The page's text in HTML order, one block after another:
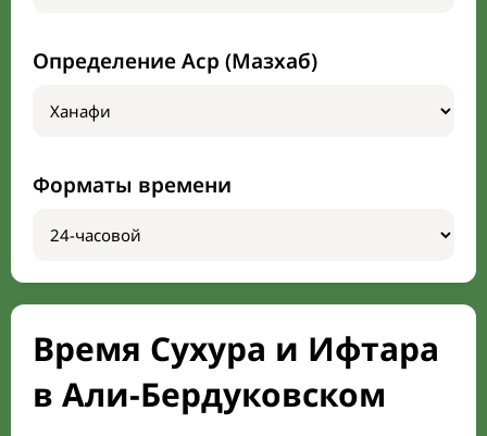
Определение Аср (Мазхаб)
Форматы времени
Время Сухура и Ифтара
в Али-Бердуковском